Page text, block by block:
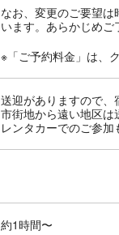
なお、変更のご要望
います。あらかじめご
※「ご予約料金」は、
送迎がありますので、
市街地から遠い地区は
レンタカーでのご参加
約1時間〜